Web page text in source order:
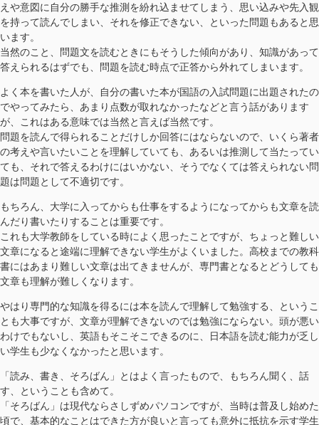
えや意図に自分の勝手な推測を紛れ込ませてしまう、思い込みや先入観
を持って読んでしまい、それを修正できない、といった問題もあると思
います。
当然のこと、問題文を読むときにもそうした傾向があり、知識があって
答えられるはずでも、問題を読む時点で正答から外れてしまいます。
よく本を書いた人が、自分の書いた本が国語の入試問題に出題されたの
でやってみたら、あまり点数が取れなかったなどと言う話があります
が、これはある意味では当然と言えば当然です。
問題を読んで得られることだけしか回答にはならないので、いくら著者
の考えや言いたいことを理解していても、あるいは推測して当たってい
ても、それで答えるわけにはいかない、そうでなくては答えられない問
題は問題として不適切です。
もちろん、大学に入ってからも仕事をするようになってからも文章を読
んだり書いたりすることは重要です。
これも大学教師をしている時によく思ったことですが、ちょっと難しい
文章になると途端に理解できない学生がよくいました。高校までの教科
書にはあまり難しい文章は出てきませんが、専門書となるとどうしても
文章も理解が難しくなります。
やはり専門的な知識を得るには本を読んで理解して勉強する、というこ
とも大事ですが、文章が理解できないのでは勉強にならない。頭が悪い
わけでもないし、英語もそこそこできるのに、日本語を読む能力が乏し
い学生も少なくなかったと思います。
「読み、書き、そろばん」とはよく言ったもので、もちろん聞く、話
す、ということも含めて。
「そろばん」は現代ならさしずめパソコンですが、当時は普及し始めた
頃で、基本的なことはできた方が良いと言っても意外に抵抗を示す学生